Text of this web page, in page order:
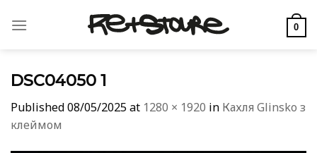
0
DSC04050 1
Published08/05/2025at 1280 × 1920 in Кахля Glinsko з
клеймом